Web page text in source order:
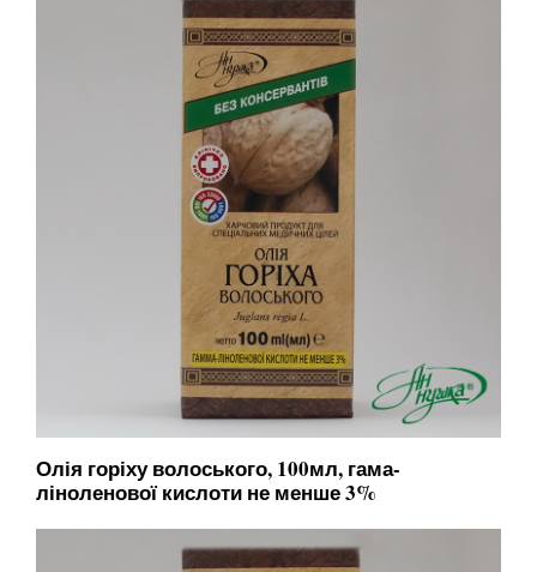
Олія горіху волоського, 100мл, гама-
ліноленової кислоти не менше 3%